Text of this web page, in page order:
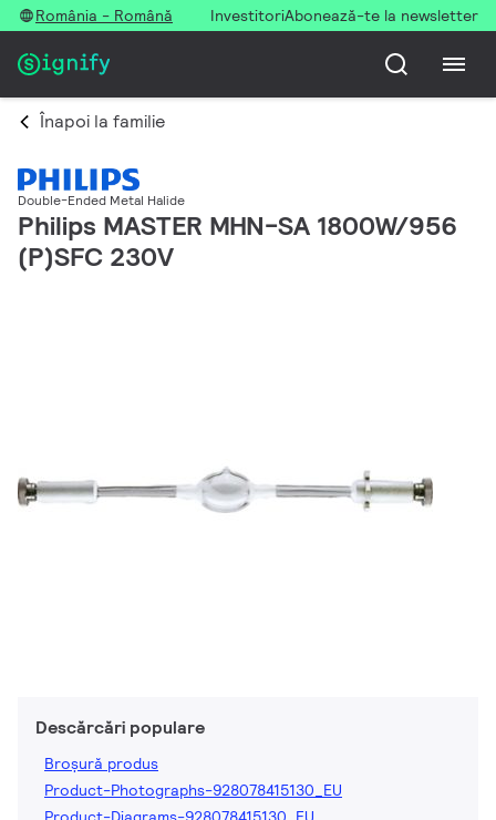
România - Română InvestitoriAbonează-te la newsletter
Înapoi la familie
Double-Ended Metal Halide
Philips MASTER MHN-SA 1800W/956
(P)SFC 230V
Descărcări populare
Broșură produs
Product-Photographs-928078415130_EU